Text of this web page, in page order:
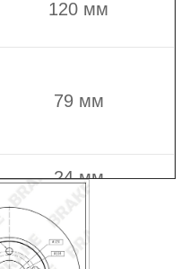
120 мм
79 мм
24 мм
22,4 мм